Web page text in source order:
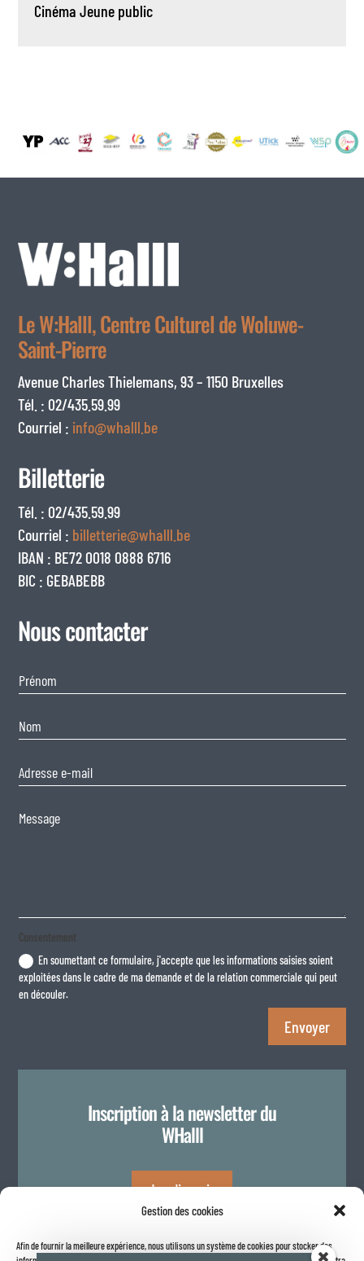
Gestion des cookies
Afin de fournir la meilleure expérience, nous utilisons un système de cookies pour stocker des
Cinéma Jeune public
Le W:Halll, Centre Culturel de Woluwe-
Saint-Pierre
Avenue Charles Thielemans, 93 – 1150 Bruxelles
Tél. : 02/435.59.99
Courriel : info@whalll.be
Billetterie
Tél. : 02/435.59.99
Courriel : billetterie@whalll.be
IBAN : BE72 0018 0888 6716
BIC : GEBABEBB
Nous contacter
Consentement
En soumettant ce formulaire, j'accepte que les informations saisies soient
exploitées dans le cadre de ma demande et de la relation commerciale qui peut
en découler.
Envoyer
Inscription à la newsletter du
WHalll
Je m'inscris